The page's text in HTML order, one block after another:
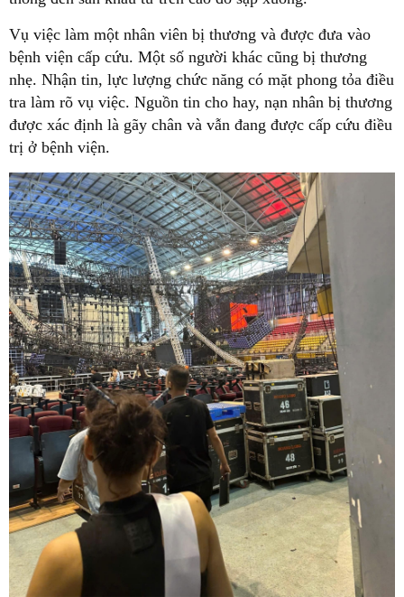
Vụ việc làm một nhân viên bị thương và được đưa vào
bệnh viện cấp cứu. Một số người khác cũng bị thương
nhẹ. Nhận tin, lực lượng chức năng có mặt phong tỏa điều
tra làm rõ vụ việc. Nguồn tin cho hay, nạn nhân bị thương
được xác định là gãy chân và vẫn đang được cấp cứu điều
trị ở bệnh viện.